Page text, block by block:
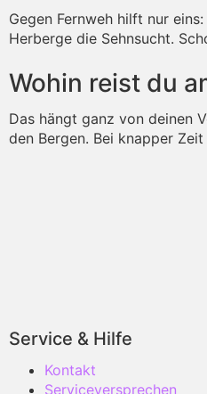
Gegen Fernweh hilft nur
Herberge die Sehnsucht.
Wohin reist du
Das hängt ganz von deinen
den Bergen. Bei knapper
Service & Hilfe
Kontakt
Serviceversprechen